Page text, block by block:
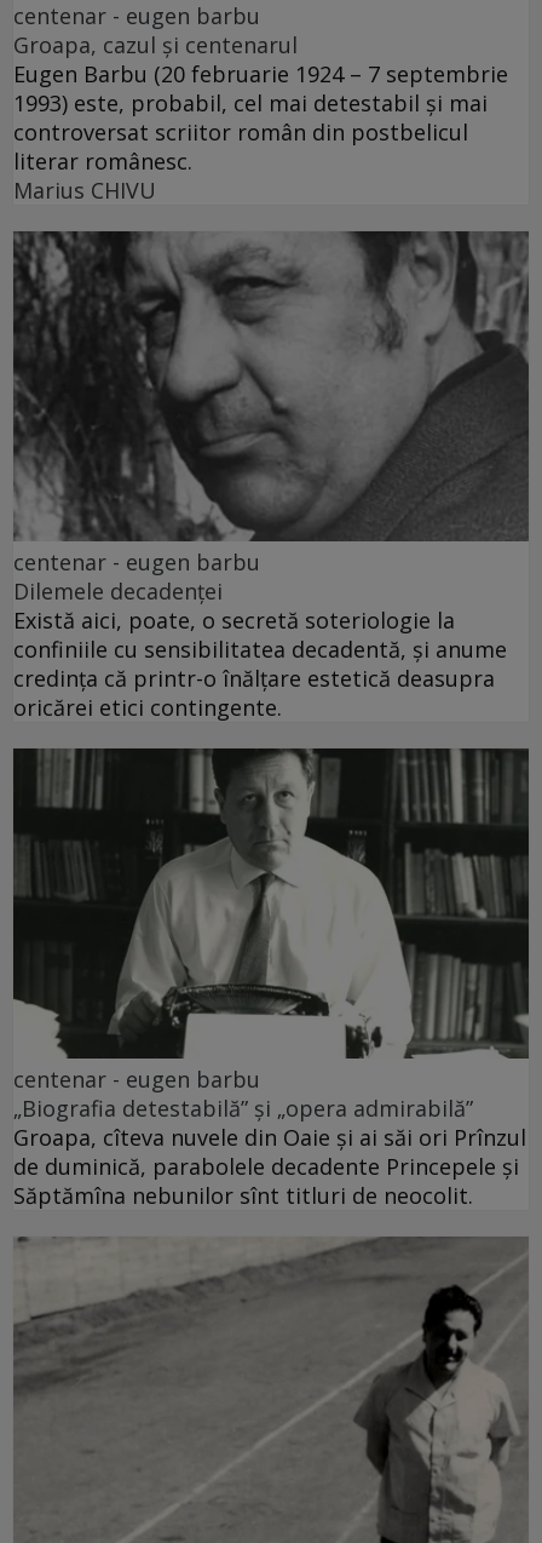
centenar - eugen barbu
Groapa, cazul și centenarul
Eugen Barbu (20 februarie 1924 – 7 septembrie
1993) este, probabil, cel mai detestabil și mai
controversat scriitor român din postbelicul
literar românesc.
Marius CHIVU
centenar - eugen barbu
Dilemele decadenței
Există aici, poate, o secretă soteriologie la
confiniile cu sensibilitatea decadentă, și anume
credința că printr-o înălțare estetică deasupra
oricărei etici contingente.
centenar - eugen barbu
„Biografia detestabilă” și „opera admirabilă”
Groapa, cîteva nuvele din Oaie și ai săi ori Prînzul
de duminică, parabolele decadente Princepele și
Săptămîna nebunilor sînt titluri de neocolit.